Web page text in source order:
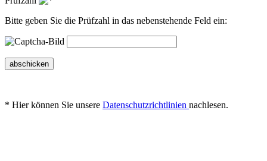
Bitte geben Sie die Prüfzahl in das nebenstehende Feld ein:
abschicken
* Hier können Sie unsere Datenschutzrichtlinien nachlesen.